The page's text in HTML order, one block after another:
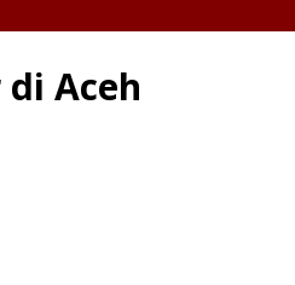
Aceh